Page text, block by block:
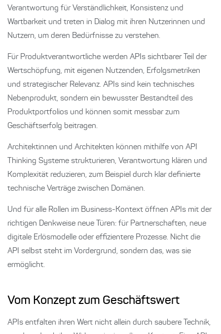
Verantwortung für Verständlichkeit, Konsistenz und
Wartbarkeit und treten in Dialog mit ihren Nutzerinnen und
Nutzern, um deren Bedürfnisse zu verstehen.
Für Produktverantwortliche werden APIs sichtbarer Teil der
Wertschöpfung, mit eigenen Nutzenden, Erfolgsmetriken
und strategischer Relevanz. APIs sind kein technisches
Nebenprodukt, sondern ein bewusster Bestandteil des
Produktportfolios und können somit messbar zum
Geschäftserfolg beitragen.
Architektinnen und Architekten können mithilfe von API
Thinking Systeme strukturieren, Verantwortung klären und
Komplexität reduzieren, zum Beispiel durch klar definierte
technische Verträge zwischen Domänen.
Und für alle Rollen im Business-Kontext öffnen APIs mit der
richtigen Denkweise neue Türen: für Partnerschaften, neue
digitale Erlösmodelle oder effizientere Prozesse. Nicht die
API selbst steht im Vordergrund, sondern das, was sie
ermöglicht.
Vom Konzept zum Geschäftswert
APIs entfalten ihren Wert nicht allein durch saubere Technik,